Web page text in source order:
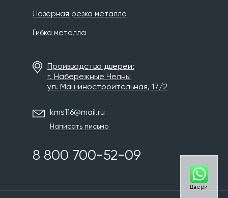
Лазерная резка металла
Гибка металла
Производство дверей:
г. Набережные Челны
ул. Машиностроительная, 17/2
kms116@mail.ru
Написать письмо
8 800 700-52-09
Двери